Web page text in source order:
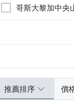
哥斯大黎加中央
亞、印度
特南哥
哥斯大
推薦排序 價